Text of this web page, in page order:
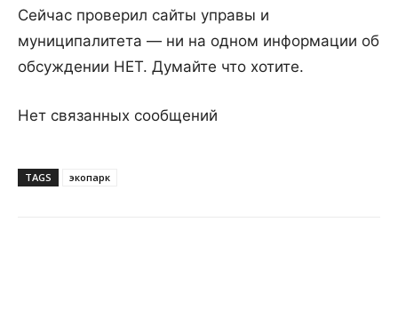
Сейчас проверил сайты управы и
муниципалитета — ни на одном информации об
обсуждении НЕТ. Думайте что хотите.
Нет связанных сообщений
TAGS экопарк